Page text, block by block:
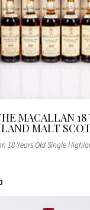
MACALLAN 18
MALT
18 Years Old Single